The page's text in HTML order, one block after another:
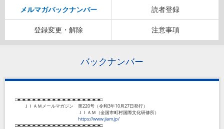
メルマガバックナンバー 読者登録
登録変更・解除 注意事項
バックナンバー
□■□■□■□■□■□■□■□■□■□■□■□■□■□■□■□■□■□
ＪＩＡＭメールマガジン 第220号（令和3年10月27日発行）
ＪＩＡＭ（全国市町村国際文化研修所）
https://www.jiam.jp/
□■□■□■□■□■□■□■□■□■□■□■□■□■□■□■□■□■□